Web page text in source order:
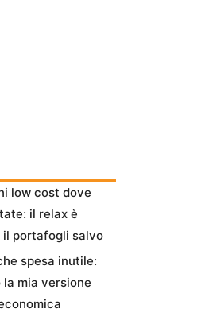
low cost dove
il relax è
portafogli salvo
spesa inutile:
mia versione